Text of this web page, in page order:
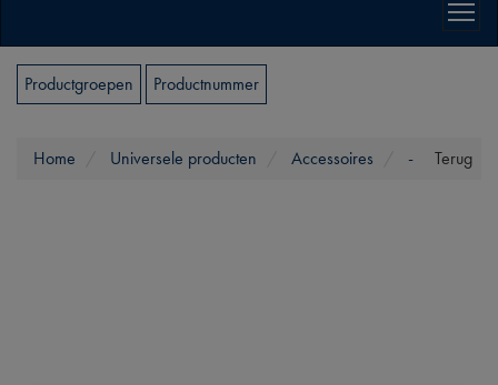
Productgroepen Productnummer
Terug
Home Universele producten Accessoires -